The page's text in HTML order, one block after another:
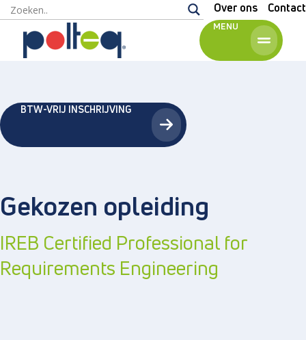
Over ons Contact
MENU
Gekozen opleiding
IREB Certified Professional for
Requirements Engineering
BTW-VRIJ INSCHRIJVING